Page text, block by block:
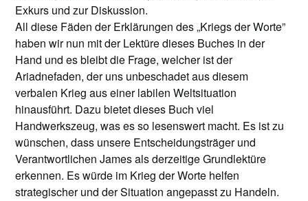
Exkurs und zur Diskussion.
All diese Fäden der Erklärungen des „Kriegs der Worte”
haben wir nun mit der Lektüre dieses Buches in der
Hand und es bleibt die Frage, welcher ist der
Ariadnefaden, der uns unbeschadet aus diesem
verbalen Krieg aus einer labilen Weltsituation
hinausführt. Dazu bietet dieses Buch viel
Handwerkszeug, was es so lesenswert macht. Es ist zu
wünschen, dass unsere Entscheidungsträger und
Verantwortlichen James als derzeitige Grundlektüre
erkennen. Es würde im Krieg der Worte helfen
strategischer und der Situation angepasst zu Handeln.